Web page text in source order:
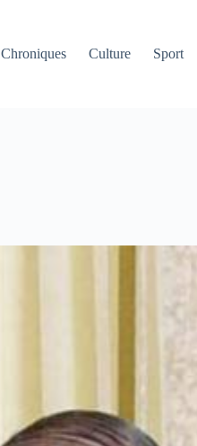
Chroniques Culture Sport